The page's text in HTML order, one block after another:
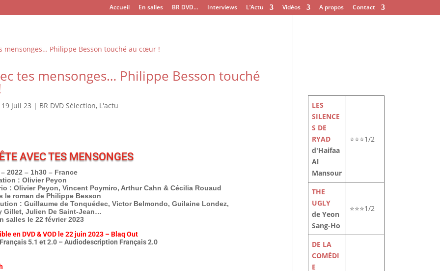
Accueil En salles BR DVD… Interviews L’Actu Vidéos A propos Contact
tes mensonges… Philippe Besson touché
19 Juil 23 | BR DVD Sélection, L'actu
AVEC TES MENSONGES
– 2022 – 1h30 – France
: Olivier Peyon
: Olivier Peyon, Vincent Poymiro, Arthur Cahn & Cécilia Rouaud
le roman de Philippe Besson
: Guillaume de Tonquédec, Victor Belmondo, Guilaine Londez,
Gillet, Julien De Saint-Jean…
salles le 22 février 2023
en DVD & VOD le 22 juin 2023 – Blaq Out
5.1 et 2.0 – Audiodescription Français 2.0
LES
SILENCE
S DE
RYAD
d'Haifaa
Al
Mansour
⭐⭐⭐1/2
THE
UGLY
de Yeon
Sang-Ho
⭐⭐⭐1/2
DE LA
COMÉDI
E